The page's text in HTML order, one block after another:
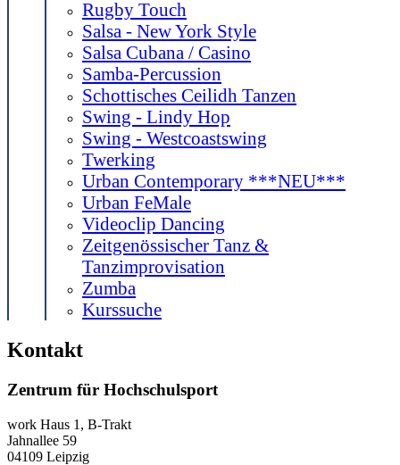
Rugby Touch
Salsa - New York Style
Salsa Cubana / Casino
Samba-Percussion
Schottisches Ceilidh Tanzen
Swing - Lindy Hop
Swing - Westcoastswing
Twerking
Urban Contemporary ***NEU***
Urban FeMale
Videoclip Dancing
Zeitgenössischer Tanz &
Tanzimprovisation
Zumba
Kurssuche
Kontakt
Zentrum für Hochschulsport
work Haus 1, B-Trakt
Jahnallee 59
04109 Leipzig